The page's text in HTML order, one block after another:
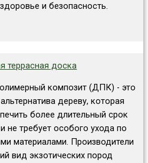
и безопасность.
террасная доска
композит (ДПК) - это
дереву, которая
более длительный срок
не требует особого ухода по
материалами. Производители
вид экзотических пород